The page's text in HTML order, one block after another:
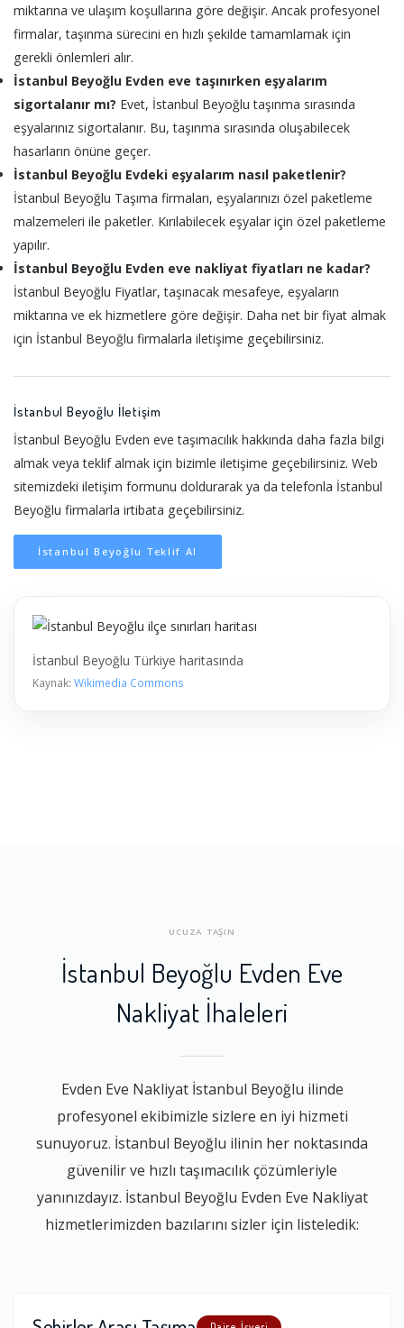
miktarına ve ulaşım koşullarına göre değişir. Ancak profesyonel
firmalar, taşınma sürecini en hızlı şekilde tamamlamak için
gerekli önlemleri alır.
İstanbul Beyoğlu Evden eve taşınırken eşyalarım
sigortalanır mı? Evet, İstanbul Beyoğlu taşınma sırasında
eşyalarınız sigortalanır. Bu, taşınma sırasında oluşabilecek
hasarların önüne geçer.
İstanbul Beyoğlu Evdeki eşyalarım nasıl paketlenir?
İstanbul Beyoğlu Taşıma firmaları, eşyalarınızı özel paketleme
malzemeleri ile paketler. Kırılabilecek eşyalar için özel paketleme
yapılır.
İstanbul Beyoğlu Evden eve nakliyat fiyatları ne kadar?
İstanbul Beyoğlu Fiyatlar, taşınacak mesafeye, eşyaların
miktarına ve ek hizmetlere göre değişir. Daha net bir fiyat almak
için İstanbul Beyoğlu firmalarla iletişime geçebilirsiniz.
İstanbul Beyoğlu İletişim
İstanbul Beyoğlu Evden eve taşımacılık hakkında daha fazla bilgi
almak veya teklif almak için bizimle iletişime geçebilirsiniz. Web
sitemizdeki iletişim formunu doldurarak ya da telefonla İstanbul
Beyoğlu firmalarla irtibata geçebilirsiniz.
İstanbul Beyoğlu Teklif Al
İstanbul Beyoğlu Türkiye haritasında
Kaynak: Wikimedia Commons
UCUZA TAŞIN
İstanbul Beyoğlu Evden Eve
Nakliyat İhaleleri
Evden Eve Nakliyat İstanbul Beyoğlu ilinde
profesyonel ekibimizle sizlere en iyi hizmeti
sunuyoruz. İstanbul Beyoğlu ilinin her noktasında
güvenilir ve hızlı taşımacılık çözümleriyle
yanınızdayız. İstanbul Beyoğlu Evden Eve Nakliyat
hizmetlerimizden bazılarını sizler için listeledik: